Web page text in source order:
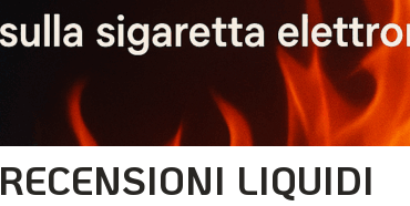
RECENSIONI LIQUIDI